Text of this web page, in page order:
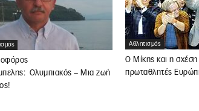
Ολυμπιακός – Μια ζωή
Αθλητισμός
Ο Μίκης και η σχέση
πρωταθλητές